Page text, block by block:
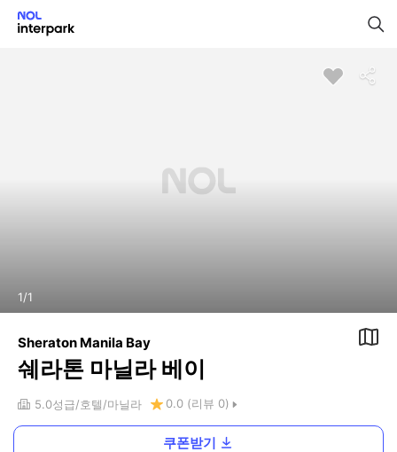
1/1
Sheraton Manila Bay
쉐라톤 마닐라 베이
5.0성급 호텔 마닐라 0.0 (리뷰 0)
쿠폰받기